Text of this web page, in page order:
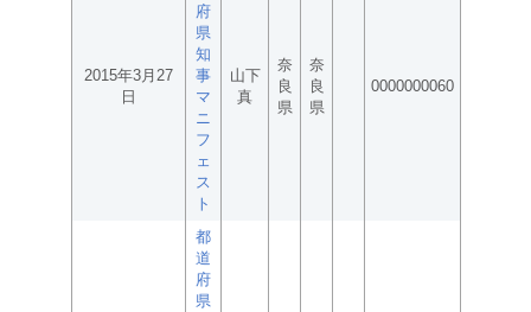
2015年3月27
日
府
県
知
事
マ
ニ
フ
ェ
ス
ト
山下
真
奈
良
県
奈
良
県
0000000060
都
道
府
県